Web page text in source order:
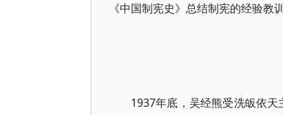
《中国制宪史》总结制宪的经验教
1937年底，吴经熊受洗皈依